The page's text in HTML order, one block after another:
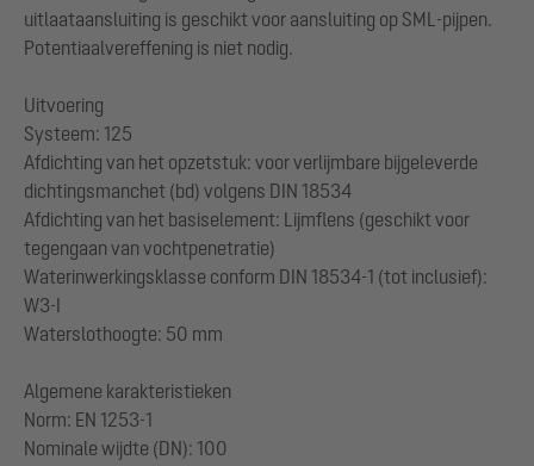
uitlaataansluiting is geschikt voor aansluiting op SML-pijpen.
Potentiaalvereffening is niet nodig.
Uitvoering
Systeem: 125
Afdichting van het opzetstuk: voor verlijmbare bijgeleverde
dichtingsmanchet (bd) volgens DIN 18534
Afdichting van het basiselement: Lijmflens (geschikt voor
tegengaan van vochtpenetratie)
Waterinwerkingsklasse conform DIN 18534-1 (tot inclusief):
W3-I
Waterslothoogte: 50 mm
Algemene karakteristieken
Norm: EN 1253-1
Nominale wijdte (DN): 100